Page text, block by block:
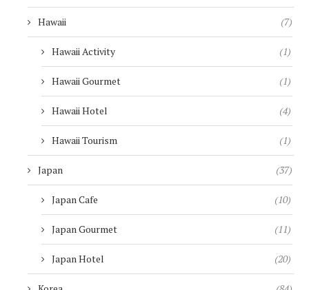
Hawaii (7)
Hawaii Activity (1)
Hawaii Gourmet (1)
Hawaii Hotel (4)
Hawaii Tourism (1)
Japan (37)
Japan Cafe (10)
Japan Gourmet (11)
Japan Hotel (20)